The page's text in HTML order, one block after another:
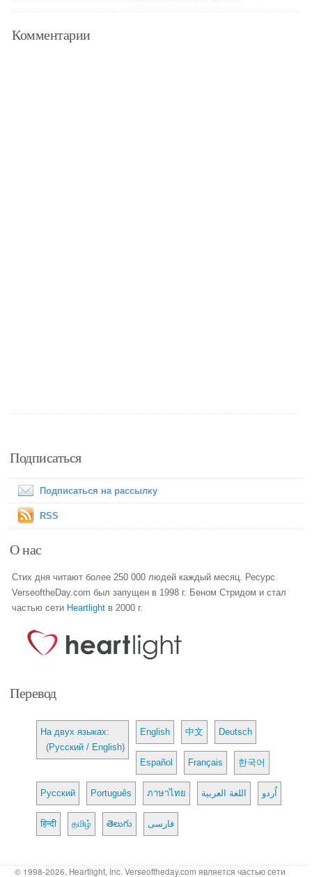
Комментарии
Подписаться
Подписаться на рассылку
RSS
О нас
Стих дня читают более 250 000 людей каждый месяц. Ресурс
VerseoftheDay.com был запущен в 1998 г. Беном Стридом и стал
частью сети Heartlight в 2000 г.
Перевод
На двух языках:
(Русский / English)
English 中文 Deutsch
Español Français 한국어
Русский Português ภาษาไทย اللغة العربية اُردو
हिन्दी தமிழ் తెలుగు فارسی
© 1998-2026, Heartlight, Inc. Verseoftheday.com является частью сети